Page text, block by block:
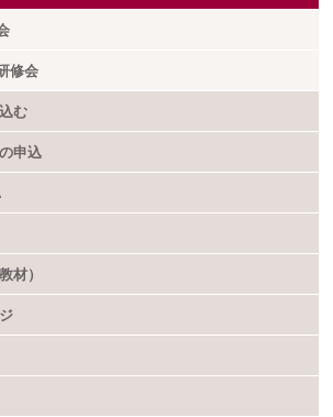
修会
む
申込
材）